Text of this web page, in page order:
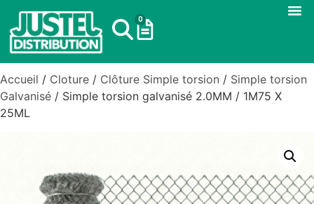
0
Accueil / Cloture / Clôture Simple torsion / Simple torsion
Galvanisé / Simple torsion galvanisé 2.0MM / 1M75 X
25ML